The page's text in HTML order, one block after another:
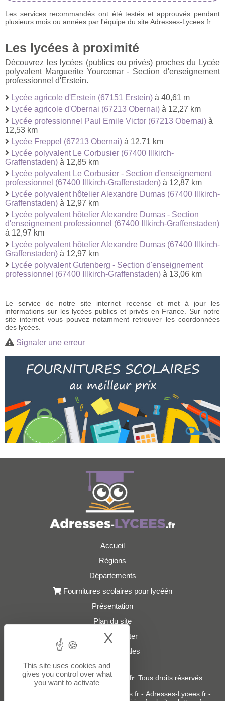
Les services recommandés ont été testés et approuvés pendant
plusieurs mois ou années par l'équipe du site Adresses-Lycees.fr.
Les lycées à proximité
Découvrez les lycées (publics ou privés) proches du Lycée
polyvalent Marguerite Yourcenar - Section d'enseignement
professionnel d'Erstein.
Lycée agricole d'Erstein (67151 Erstein) à 40,61 m
Lycée agricole d'Obernai (67213 Obernai) à 12,27 km
Lycée professionnel Paul Emile Victor (67213 Obernai) à
12,53 km
Lycée Freppel (67213 Obernai) à 12,71 km
Lycée polyvalent Le Corbusier (67400 Illkirch-
Graffenstaden) à 12,85 km
Lycée polyvalent Le Corbusier - Section d'enseignement
professionnel (67400 Illkirch-Graffenstaden) à 12,87 km
Lycée polyvalent hôtelier Alexandre Dumas (67400 Illkirch-
Graffenstaden) à 12,97 km
Lycée polyvalent hôtelier Alexandre Dumas - Section
d'enseignement professionnel (67400 Illkirch-Graffenstaden)
à 12,97 km
Lycée polyvalent hôtelier Alexandre Dumas (67400 Illkirch-
Graffenstaden) à 12,97 km
Lycée polyvalent Gutenberg - Section d'enseignement
professionnel (67400 Illkirch-Graffenstaden) à 13,06 km
Le service de notre site internet recense et met à jour les
informations sur les lycées publics et privés en France. Sur notre
site internet vous pouvez notamment retrouver les coordonnées
des lycées.
Signaler une erreur
Accueil
Régions
Départements
Fournitures scolaires pour lycéén
Présentation
Plan du site
Nous contacter
Mentions légales
© 2021 - 2026Adresses-Lycees.fr. Tous droits réservés.
donneespubliques.fr- Adresses-Lycees.fr-
This site uses cookies and
gives you control over what
you want to activate
X Hide cookie